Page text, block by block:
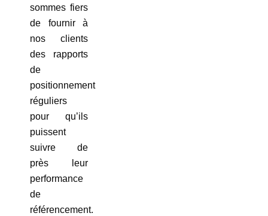
sommes fiers
de fournir à
nos clients
des rapports
de
positionnement
réguliers
pour qu’ils
puissent
suivre de
près leur
performance
de
référencement.